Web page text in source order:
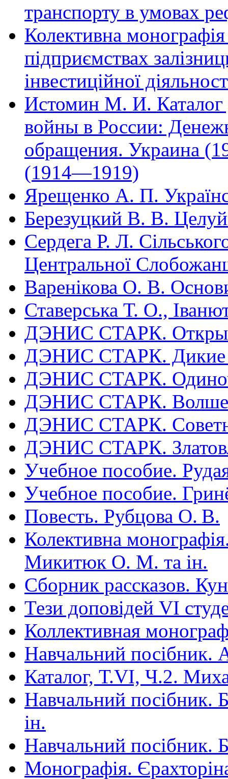
транспорту в умовах
Колективна
підприємствах
інвестиційної
Истомин М. И. Каталог
войны в России:
обращения. Украина
(1914—1919)
Ярещенко А. П.
Березуцкий В. В.
Сердега Р. Л.
Центральної
Варенікова О. В.
Ставерська Т. О.,
ДЭНИС СТАРК.
ДЭНИС СТАРК. Дикие
ДЭНИС СТАРК.
ДЭНИС СТАРК.
ДЭНИС СТАРК.
ДЭНИС СТАРК.
Учебное пособие.
Учебное пособие.
Повесть. Рубцова О. В.
Колективна
Микитюк О. М. та ін.
Сборник рассказов.
Тези доповідей VІ
Коллективная
Навчальний посібник.
Каталог, Т.VI, Ч.2.
Навчальний посібник.
ін.
Навчальний посібник.
Монографія.